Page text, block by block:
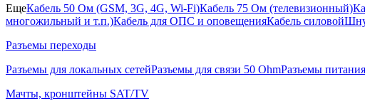
ЕщеКабель 50 Ом (GSM, 3G, 4G, Wi-Fi)Кабель 75 Ом (телевизионный)
многожильный и т.п.)Кабель для ОПС и оповещенияКабель силовой
Разъемы переходы
Разъемы для локальных сетейРазъемы для связи 50 OhmРазъемы питания
Мачты, кронштейны SAT/TV